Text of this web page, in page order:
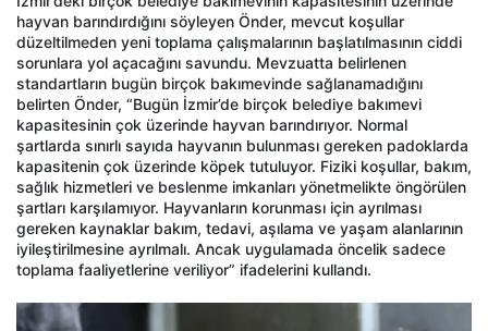
hayvan barındırdığını söyleyen Önder, mevcut koşullar
düzeltilmeden yeni toplama çalışmalarının başlatılmasının ciddi
sorunlara yol açacağını savundu. Mevzuatta belirlenen
standartların bugün birçok bakımevinde sağlanamadığını
belirten Önder, “Bugün İzmir’de birçok belediye bakımevi
kapasitesinin çok üzerinde hayvan barındırıyor. Normal
şartlarda sınırlı sayıda hayvanın bulunması gereken padoklarda
kapasitenin çok üzerinde köpek tutuluyor. Fiziki koşullar, bakım,
sağlık hizmetleri ve beslenme imkanları yönetmelikte öngörülen
şartları karşılamıyor. Hayvanların korunması için ayrılması
gereken kaynaklar bakım, tedavi, aşılama ve yaşam alanlarının
iyileştirilmesine ayrılmalı. Ancak uygulamada öncelik sadece
toplama faaliyetlerine veriliyor” ifadelerini kullandı.